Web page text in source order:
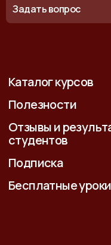
Задать вопрос
Каталог курсов
Полезности
Отзывы и
студентов
Подписка
Бесплатные уроки